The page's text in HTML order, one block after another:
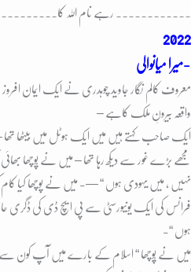
۔۔۔۔۔۔۔۔۔۔۔۔ رہے نام اللہ کا۔۔۔۔۔۔۔۔۔۔
2022
میرا میانوالی-
معروف کالم نگار جاوید چوہدری نے ایک ایمان
واقعہ بیرونِ ملک کاہے –
ایک صاحب کہتے ہیں میں ایک ہوٹل میں بیٹھا تھا –
مجھے بڑے غور سے دیکھ رہا تھا – میں نے پُوچھا
نہیں ، میں یہودی ہوں “ —- میں نے پوچھا کیا
فرانس کی ایک یونیورسٹی سے پی ایچ ڈی کی ڈگری
ہوں “-
میں نے پُوچھا “ اسلام کے بارے میں آپ کون سے